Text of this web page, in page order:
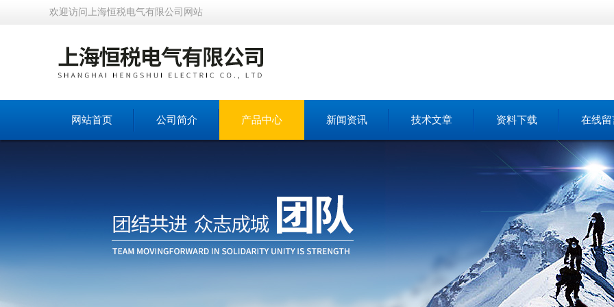
欢迎访问上海恒税电气有限公司网站
网站首页 公司简介 产品中心 新闻资讯 技术文章 资料下载 在线留